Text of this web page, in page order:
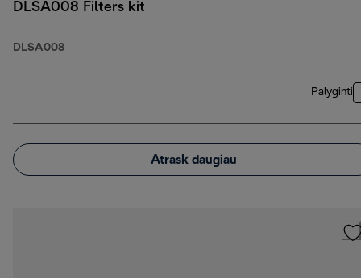
DLSA008 Filters kit
DLSA008
Palyginti
Atrask daugiau